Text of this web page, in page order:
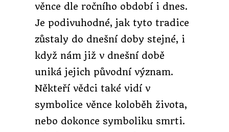
věnce dle ročního období i dnes.
Je podivuhodné, jak tyto tradice
zůstaly do dnešní doby stejné, i
když nám již v dnešní době
uniká jejich původní význam.
Někteří vědci také vidí v
symbolice věnce koloběh života,
nebo dokonce symboliku smrti.